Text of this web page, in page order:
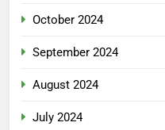
October 2024
September 2024
August 2024
July 2024